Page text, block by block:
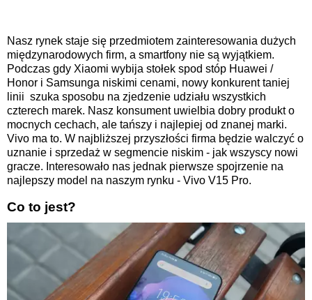
Nasz rynek staje się przedmiotem zainteresowania dużych
międzynarodowych firm, a smartfony nie są wyjątkiem.
Podczas gdy Xiaomi wybija stołek spod stóp Huawei /
Honor i Samsunga niskimi cenami, nowy konkurent taniej
linii szuka sposobu na zjedzenie udziału wszystkich
czterech marek. Nasz konsument uwielbia dobry produkt o
mocnych cechach, ale tańszy i najlepiej od znanej marki.
Vivo ma to. W najbliższej przyszłości firma będzie walczyć o
uznanie i sprzedaż w segmencie niskim - jak wszyscy nowi
gracze. Interesowało nas jednak pierwsze spojrzenie na
najlepszy model na naszym rynku - Vivo V15 Pro.
Co to jest?